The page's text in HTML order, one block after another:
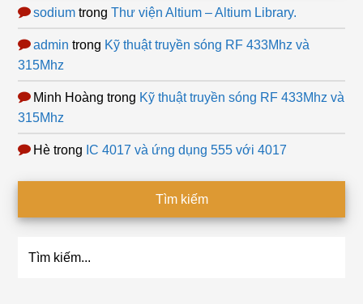
sodium trongThư viện Altium – Altium Library.
admin trong Kỹ thuật truyền sóng RF 433Mhz và
315Mhz
Minh Hoàng trong Kỹ thuật truyền sóng RF 433Mhz và
315Mhz
Hè trong IC 4017 và ứng dụng 555 với 4017
Tìm kiếm